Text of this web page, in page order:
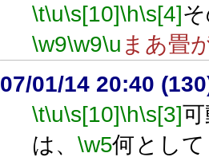
\t\u\s[10]\h\s[4]
\w9\w9\u まあ畳
07/01/14 20:40
\t\u\s[10]\h\s[3]
は、 \w5何とし